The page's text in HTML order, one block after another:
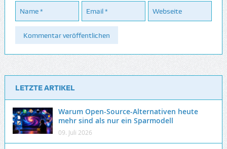
LETZTE ARTIKEL
Warum Open-Source-Alternativen heute
mehr sind als nur ein Sparmodell
09. Juli 2026